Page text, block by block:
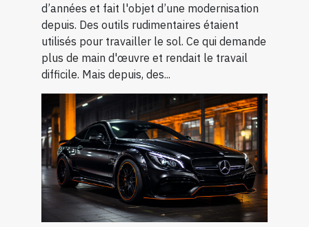
d’années et fait l'objet d’une modernisation
depuis. Des outils rudimentaires étaient
utilisés pour travailler le sol. Ce qui demande
plus de main d'œuvre et rendait le travail
difficile. Mais depuis, des...